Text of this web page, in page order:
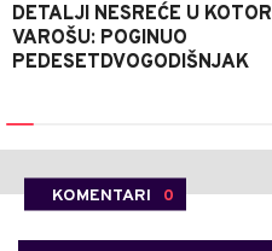
DETALJI NESREĆE U KOTOR
VAROŠU: POGINUO
PEDESETDVOGODIŠNJAK
KOMENTARI 0